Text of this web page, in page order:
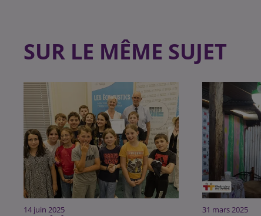
SUR LE MÊME SUJET
14 juin 2025 31 mars 2025